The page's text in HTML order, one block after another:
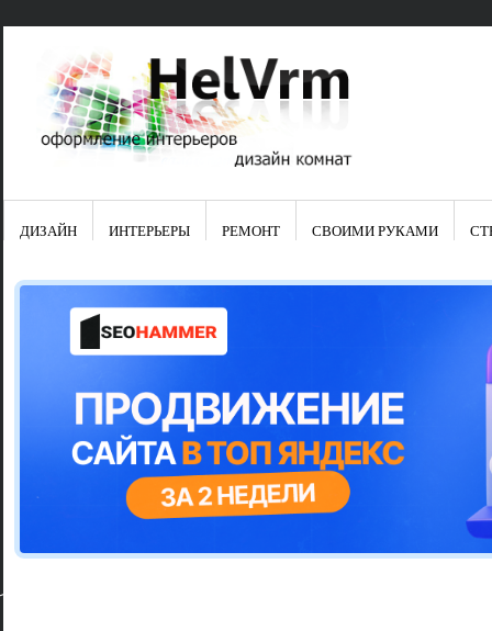
Свежие
Японские
Школа
Шьем
ДИЗАЙН ИНТЕРЬЕРЫ РЕМОНТ СВОИМИ РУКАМИ